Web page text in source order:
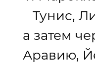
Тунис,
а затем
Аравию,